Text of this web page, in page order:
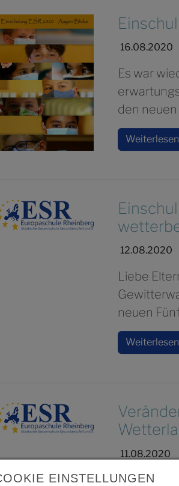
16.08.2020
Es war
den
Weiterlesen
12.08.2020
Liebe
neuen
Weiterlesen
11.08.2020
Im
EINSTELLUNGEN